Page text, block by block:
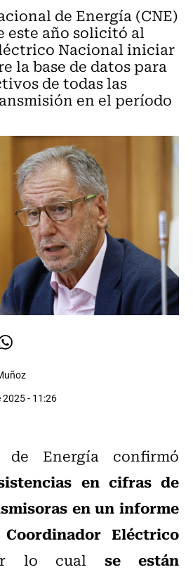
de Energía (CNE)
este año solicitó al
Nacional iniciar
la base de datos para
de todas las
en el período
2025 - 11:26
Energía confirmó
en cifras de
en un informe
Eléctrico
lo cual se están